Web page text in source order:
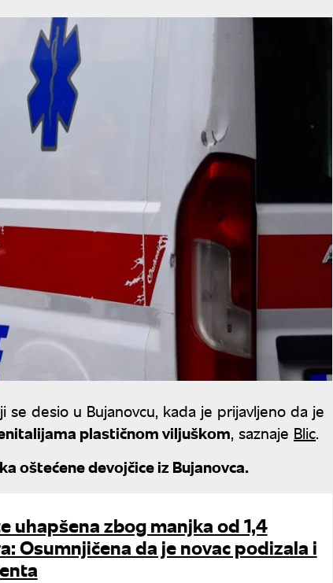
desio u Bujanovcu, kada je prijavljeno da je
plastičnom viljuškom, saznaje Blic.
oštećene devojčice iz Bujanovca.
uhapšena zbog manjka od 1,4
Osumnjičena da je novac podizala i